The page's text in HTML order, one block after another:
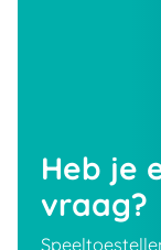
Heb je
vraag?